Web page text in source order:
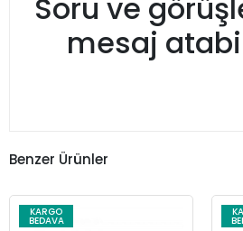
Soru ve
mesaj
Benzer Ürünler
KARGO
BEDAVA